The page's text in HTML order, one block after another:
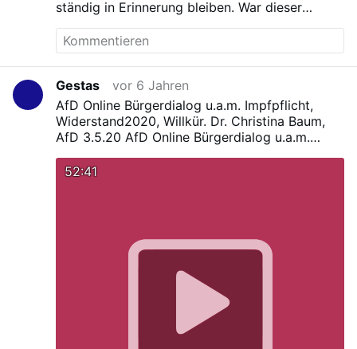
ständig in Erinnerung bleiben. War dieser
zukommenden Ereignisse.
Gestas
vor 6 Jahren
AfD Online Bürgerdialog u.a.m. Impfpflicht,
Widerstand2020, Willkür. Dr. Christina Baum,
AfD 3.5.20 AfD Online Bürgerdialog u.a.m.
Christina Baum, AfD 3.5.20
52:41